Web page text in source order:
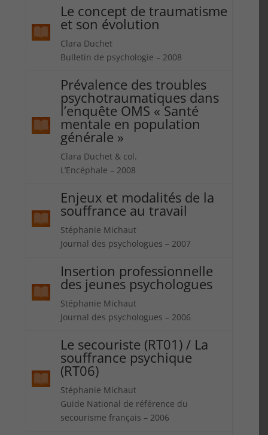
Le concept de traumatisme
et son évolution
Clara Duchet
Bulletin de psychologie – 2008
Prévalence des troubles
psychotraumatiques dans
l’enquête OMS « Santé
mentale en population
générale »
Clara Duchet & col.
L’Encéphale – 2008
Enjeux et modalités de la
souffrance au travail
Stéphanie Michaut
Journal des psychologues – 2007
Insertion professionnelle
des jeunes psychologues
Stéphanie Michaut
Journal des psychologues – 2006
Le secouriste (RT01) / La
souffrance psychique
(RT06)
Stéphanie Michaut
Guide National de référence du
secourisme français – 2006